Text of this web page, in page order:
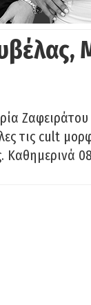
τις cult
Καθημερινά